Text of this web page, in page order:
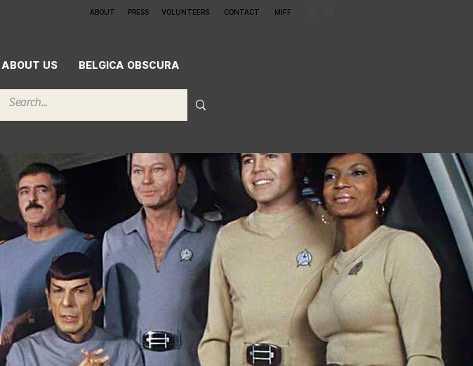
ABOUT PRESS VOLUNTEERS CONTACT MIFF
ABOUT US BELGICA OBSCURA